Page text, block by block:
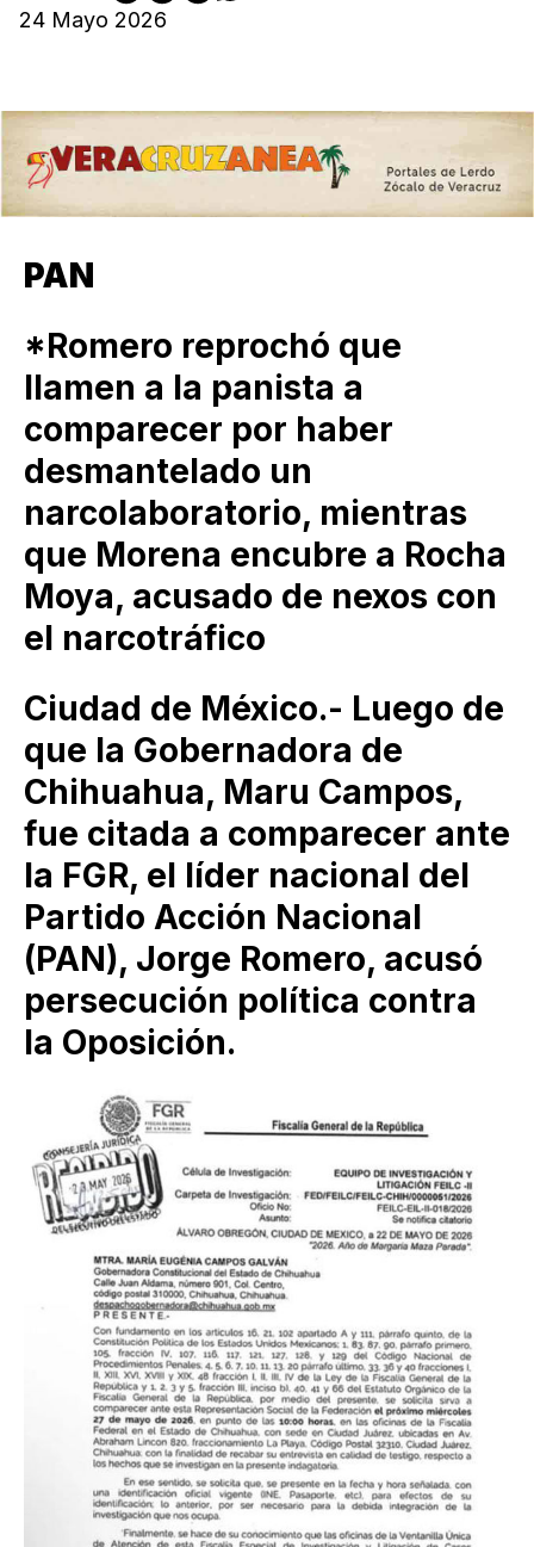
24 Mayo 2026
PAN
*Romero reprochó que
llamen a la panista a
comparecer por haber
desmantelado un
narcolaboratorio, mientras
que Morena encubre a Rocha
Moya, acusado de nexos con
el narcotráfico
Ciudad de México.- Luego de
que la Gobernadora de
Chihuahua, Maru Campos,
fue citada a comparecer ante
la FGR, el líder nacional del
Partido Acción Nacional
(PAN), Jorge Romero, acusó
persecución política contra
la Oposición.